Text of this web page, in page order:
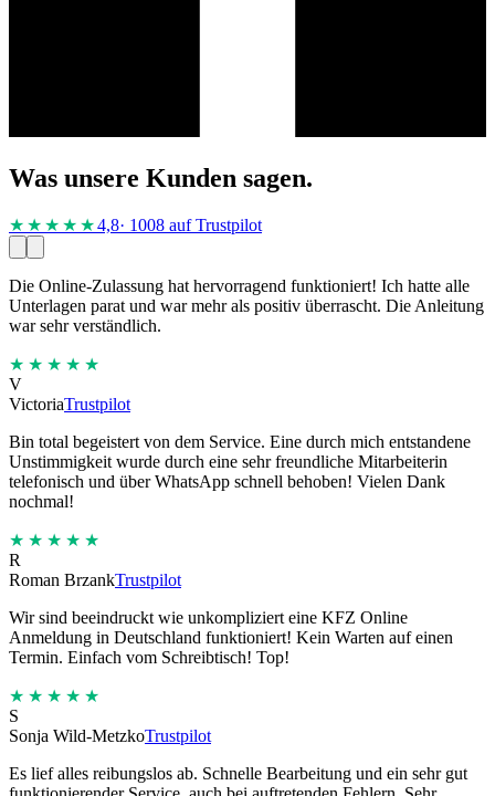
Was unsere Kunden sagen.
★★★★ ★4,8· 1008 auf Trustpilot
Die Online-Zulassung hat hervorragend funktioniert! Ich hatte alle
Unterlagen parat und war mehr als positiv überrascht. Die Anleitung
war sehr verständlich.
★★★★★
V
VictoriaTrustpilot
Bin total begeistert von dem Service. Eine durch mich entstandene
Unstimmigkeit wurde durch eine sehr freundliche Mitarbeiterin
telefonisch und über WhatsApp schnell behoben! Vielen Dank
nochmal!
★★★★★
R
Roman BrzankTrustpilot
Wir sind beeindruckt wie unkompliziert eine KFZ Online
Anmeldung in Deutschland funktioniert! Kein Warten auf einen
Termin. Einfach vom Schreibtisch! Top!
★★★★★
S
Sonja Wild-MetzkoTrustpilot
Es lief alles reibungslos ab. Schnelle Bearbeitung und ein sehr gut